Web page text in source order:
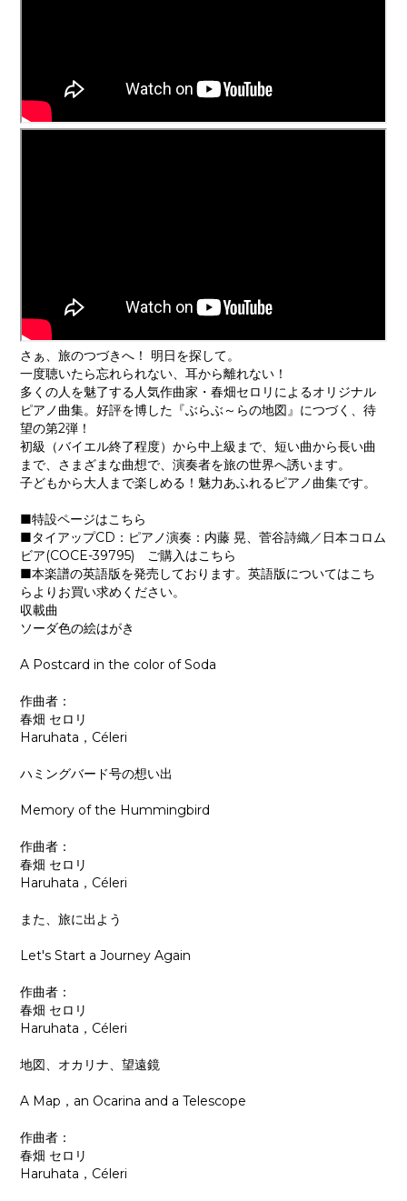
さぁ、旅のつづきへ！ 明日を探して。
一度聴いたら忘れられない、耳から離れない！
多くの人を魅了する人気作曲家・春畑セロリによるオリジナル
ピアノ曲集。好評を博した『ぶらぶ～らの地図』につづく、待
望の第2弾！
初級（バイエル終了程度）から中上級まで、短い曲から長い曲
まで、さまざまな曲想で、演奏者を旅の世界へ誘います。
子どもから大人まで楽しめる！魅力あふれるピアノ曲集です。
■特設ページはこちら
■タイアップCD：ピアノ演奏：内藤 晃、菅谷詩織／日本コロム
ビア(COCE-39795) ご購入はこちら
■本楽譜の英語版を発売しております。英語版についてはこち
らよりお買い求めください。
収載曲
ソーダ色の絵はがき
A Postcard in the color of Soda
作曲者：
春畑 セロリ
Haruhata，Céleri
ハミングバード号の想い出
Memory of the Hummingbird
作曲者：
春畑 セロリ
Haruhata，Céleri
また、旅に出よう
Let's Start a Journey Again
作曲者：
春畑 セロリ
Haruhata，Céleri
地図、オカリナ、望遠鏡
A Map，an Ocarina and a Telescope
作曲者：
春畑 セロリ
Haruhata，Céleri